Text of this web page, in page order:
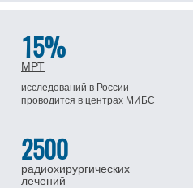
15%
МРТ
исследований в России
проводится в центрах МИБС
2500
радиохирургических
лечений